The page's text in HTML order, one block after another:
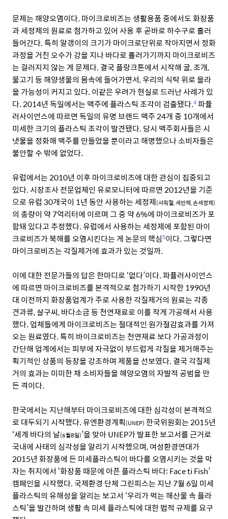
문제는 해양오염이다. 마이크로비즈는 생활용품 중에서도 화장품
과 세정제의 원료로 첨가하고 있어 사용 후 곧바로 하수구로 흘러
들어간다. 특히 알갱이의 크기가 마이크로단위로 작아지면서 정화
과정을 거친 오수가 강을 지나 바다로 흘러가기까지 마이크로비즈
는 걸러지지 않는 게 문제다. 결국 플랑크톤에서 시작해 굴, 조개,
물고기 등 해양생물의 몸속에 들어가면서, 우리의 식탁 위로 올라
올 가능성이 커지고 있다. 이같은 우려가 현실로 드러난 사례가 있
다. 2014년 독일에서는 맥주에 플라스틱 조각이 검출됐다.4 파퓰
러사이언스에 따르면 독일의 유명 브랜드 맥주 24개 중 10개에서
미세한 크기의 플라스틱 조각이 발견됐다. 당시 맥주회사들은 시
냇물을 정화해 맥주를 만들었을 뿐이라고 해명했으나 소비자들은
불안할 수 밖에 없었다.
유럽에서는 2010년 이후 마이크로비즈에 대한 관심이 집중되고
있다. 시장조사 전문업체인 유로모니터에 따르면 2012년을 기준
으로 유럽 30개국이 1년 동안 사용하는 세정제(샤워젤, 세안제, 손세정제)
의 총량이 약 7억리터에 이르며 그 중 약 6%에 마이크로비즈가 포
함돼 있다고 추정했다. 유럽에서 사용하는 세정제에 포함된 마이
크로비즈가 북해를 오염시킨다는 게 논문의 핵심5이다.그렇다면
마이크로비즈는 각질제거에 효과가 있는 것일까.
이에 대한 전문가들의 답은 한마디로 ‘없다’이다. 파퓰러사이언스
에 따르면 마이크로비즈를 본격적으로 첨가하기 시작한 1990년
대 이전까지 화장품업계가 주로 사용한 각질제거의 원료는 각종
견과류, 살구씨, 바다소금 등 천연재료로 이를 작게 가공해서 사용
했다. 업체들에게 마이크로비즈는 절대적인 원가절감효과를 가져
오는 원료였다. 특히 바이크로비즈는 천연재료 보다 가공과정이
간단해 업계에서는 피부에 자극없이 부드럽게 각질을 제거해주는
획기적인 상품의 등장을 강조하며 제품을 선보였다. 결국 각질제
거의 효과는 미미한 채 소비자들을 해양오염의 자발적 공범을 만
든 격이다.
한국에서는 지난해부터 마이크로비즈에 대한 심각성이 본격적으
로 대두되기 시작했다. 유엔환경계획(UNEP) 한국위원회는 2015년
‘세계 바다의 날(6월8일)’을 맞아 UNEP가 발표한 보고서를 근거로
국내에 사태의 심각성을 알리기 시작했으며, 여성환경연대가
2015년 화장품에 든 미세플라스틱이 바다를 오염시키는 것을 막
자는 취지에서 ‘화장품 때문에 아픈 플라스틱 바다: Face ti Fish’
캠페인을 시작했다. 국제환경 단체 그린피스는 지난 7월 6일 미세
플라스틱의 유해성을 알리는 보고서 ‘우리가 먹는 해산물 속 플라
스틱’을 발간하며 생활 속 미세 플라스틱에 대한 법적 규제를 요구